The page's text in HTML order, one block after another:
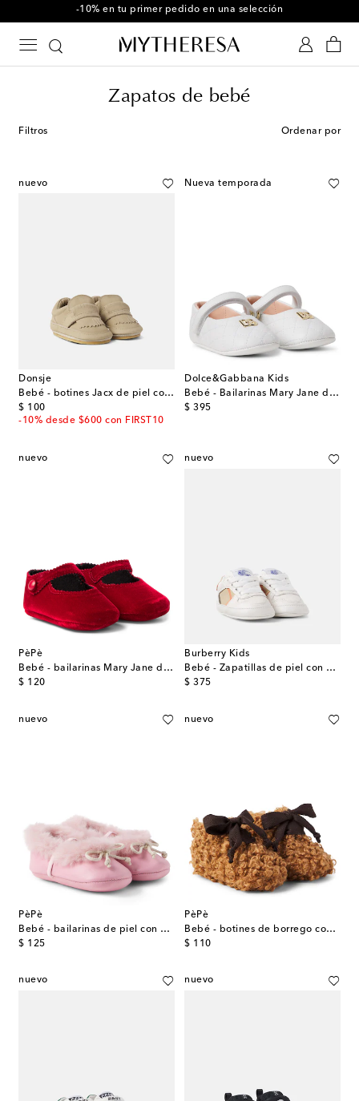
-10% en tu primer pedido en una selección
Zapatos de bebé
Filtros Ordenar por
nuevo
Donsje
Bebé - botines Jacx de piel con flecos
$ 100
original price
-10% desde $600 con FIRST10
Nueva temporada
Dolce&Gabbana Kids
Bebé - Bailarinas Mary Jane de piel acolchadas
$ 395
original price
nuevo
PèPè
Bebé - bailarinas Mary Jane de terciopelo
$ 120
original price
nuevo
Burberry Kids
Bebé - Zapatillas de piel con Burberry Check
$ 375
original price
nuevo
PèPè
Bebé - bailarinas de piel con borrego
$ 125
original price
nuevo
PèPè
Bebé - botines de borrego con lazo
$ 110
original price
nuevo nuevo